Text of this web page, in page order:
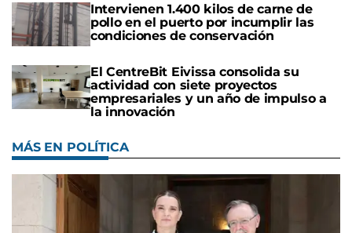
Intervienen 1.400 kilos de carne de
pollo en el puerto por incumplir las
condiciones de conservación
El CentreBit Eivissa consolida su
actividad con siete proyectos
empresariales y un año de impulso a
la innovación
MÁS EN POLÍTICA